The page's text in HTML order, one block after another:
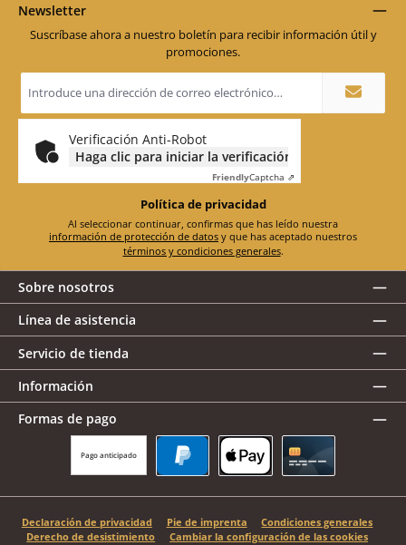
Newsletter
Suscríbase ahora a nuestro boletín para recibir información útil y
promociones.
Dirección
de
electrónico
Verificación Anti-Robot
Haga clic para iniciar la verificación
FriendlyCaptcha ⇗
Política de privacidad
información de protección de datos
términos y condiciones generales.
Sobre nosotros
Línea de asistencia
Servicio de tienda
Información
Formas de pago
Pago anticipado
Declaración de privacidad Pie de imprenta
Condiciones generales
Derecho de desistimiento
Cambiar la configuración de las cookies